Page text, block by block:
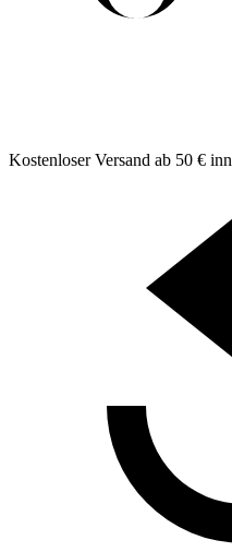
Kostenloser Versand ab 50 €